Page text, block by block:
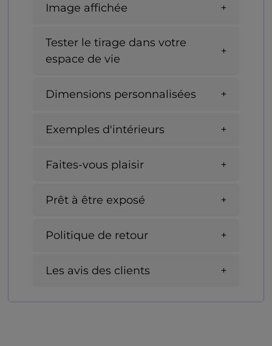
Image affichée
Tester le tirage dans votre
espace de vie
Dimensions personnalisées
Exemples d'intérieurs
Faites-vous plaisir
Prêt à être exposé
Politique de retour
Les avis des clients